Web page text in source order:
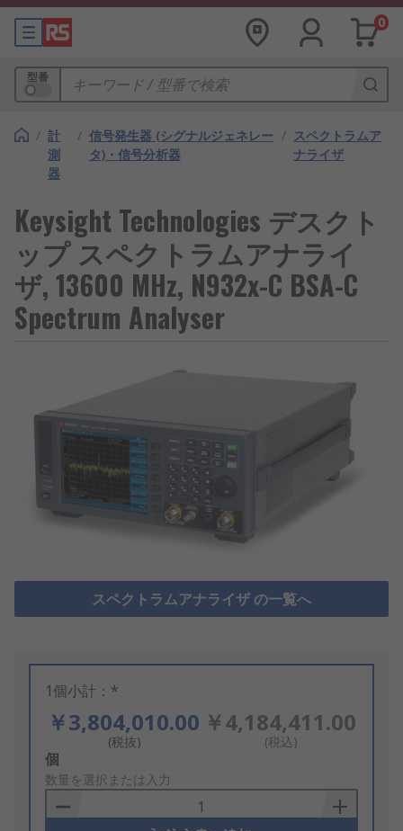
0
型番
/ 計
測
器
/ 信号発生器 (シグナルジェネレー
タ)・信号分析器
/ スペクトラムア
ナライザ
Keysight Technologies デスクト
ップ スペクトラムアナライ
ザ, 13600 MHz, N932x-C BSA-C
Spectrum Analyser
スペクトラムアナライザ の一覧へ
1個小計：*
￥3,804,010.00
(税抜)
￥4,184,411.00
(税込)
Add
to
Basket
個
数量を選択または入力